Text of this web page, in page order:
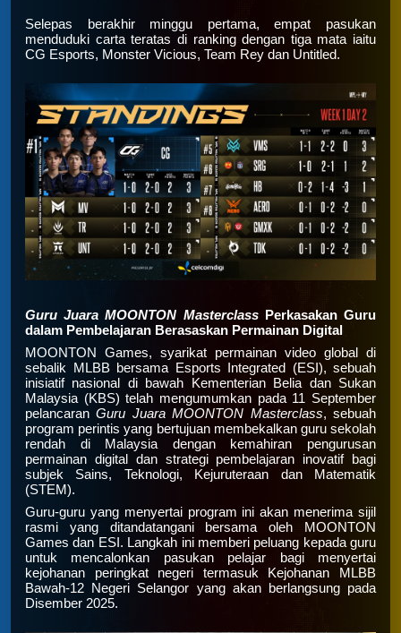
Selepas berakhir minggu pertama, empat pasukan
menduduki carta teratas di ranking dengan tiga mata iaitu
CG Esports, Monster Vicious, Team Rey dan Untitled.
Guru Juara MOONTON Masterclass
Perkasakan Guru
dalam Pembelajaran Berasaskan Permainan Digital
MOONTON Games, syarikat permainan video global di
sebalik MLBB bersama Esports Integrated (ESI), sebuah
inisiatif nasional di bawah Kementerian Belia dan Sukan
Malaysia (KBS) telah mengumumkan pada 11 September
pelancaranGuru Juara MOONTON Masterclass, sebuah
program perintis yang bertujuan membekalkan guru sekolah
rendah di Malaysia dengan kemahiran pengurusan
permainan digital dan strategi pembelajaran inovatif bagi
subjek Sains, Teknologi, Kejuruteraan dan Matematik
(STEM).
Guru-guru yang menyertai program ini akan menerima sijil
rasmi yang ditandatangani bersama oleh MOONTON
Games dan ESI. Langkah ini memberi peluang kepada guru
untuk mencalonkan pasukan pelajar bagi menyertai
kejohanan peringkat negeri termasuk Kejohanan MLBB
Bawah-12 Negeri Selangor yang akan berlangsung pada
Disember 2025.